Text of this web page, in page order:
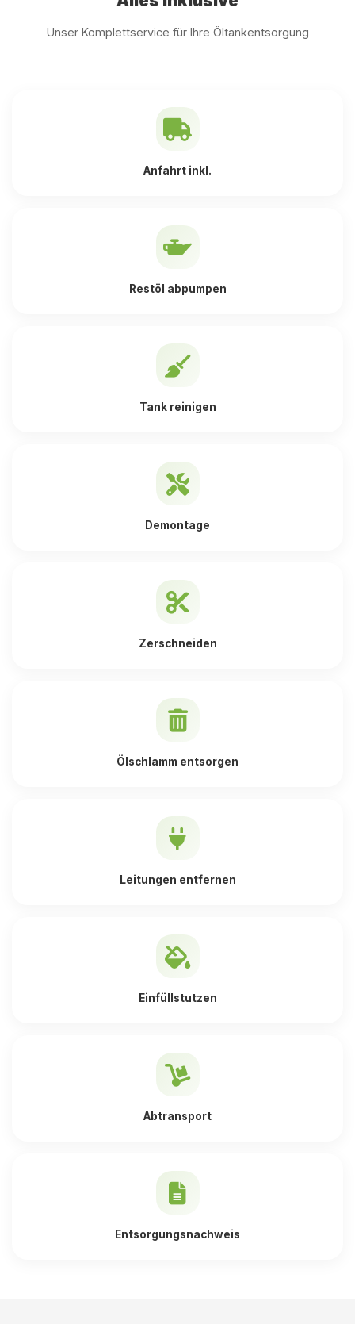
Unser Komplettservice für Ihre Öltankentsorgung
Anfahrt inkl.
Restöl abpumpen
Tank reinigen
Demontage
Zerschneiden
Ölschlamm entsorgen
Leitungen entfernen
Einfüllstutzen
Abtransport
Entsorgungsnachweis